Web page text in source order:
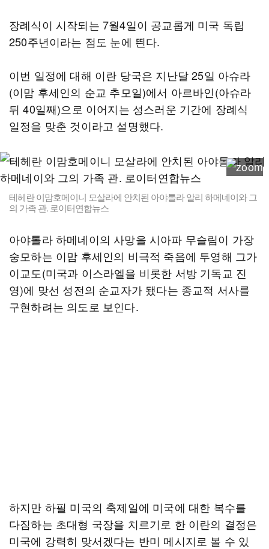
장례식이 시작되는 7월4일이 공교롭게 미국 독립
250주년이라는 점도 눈에 띈다.
이번 일정에 대해 이란 당국은 지난달 25일 아슈라
(이맘 후세인의 순교 추모일)에서 아르바인(아슈라
뒤 40일째)으로 이어지는 성스러운 기간에 장례식
일정을 맞춘 것이라고 설명했다.
테헤란 이맘호메이니 모살라에 안치된 아야톨라 알리 하메네이와 그
의 가족 관. 로이터연합뉴스
아야톨라 하메네이의 사망을 시아파 무슬림이 가장
숭모하는 이맘 후세인의 비극적 죽음에 투영해 그가
이교도(미국과 이스라엘을 비롯한 서방 기독교 진
영)에 맞선 성전의 순교자가 됐다는 종교적 서사를
구현하려는 의도로 보인다.
하지만 하필 미국의 축제일에 미국에 대한 복수를
다짐하는 초대형 국장을 치르기로 한 이란의 결정은
미국에 강력히 맞서겠다는 반미 메시지로 볼 수 있